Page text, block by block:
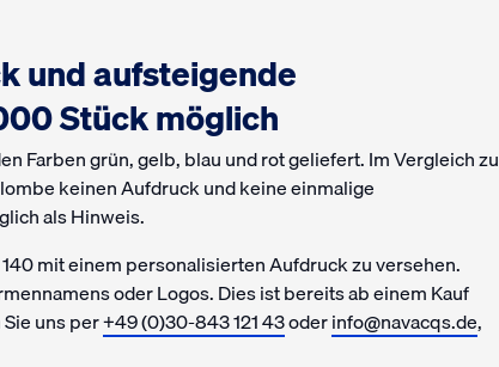
und aufsteigende
Stück möglich
Farben grün, gelb, blau und rot geliefert. Im Vergleich zu
keinen Aufdruck und keine einmalige
als Hinweis.
mit einem personalisierten Aufdruck zu versehen.
oder Logos. Dies ist bereits ab einem Kauf
uns per+49 (0)30-843 121 43oderinfo@navacqs.de,